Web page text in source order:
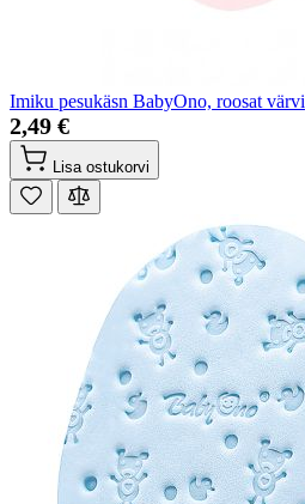
Imiku pesukäsn BabyOno, roosat värvi
2,49 €
Lisa ostukorvi